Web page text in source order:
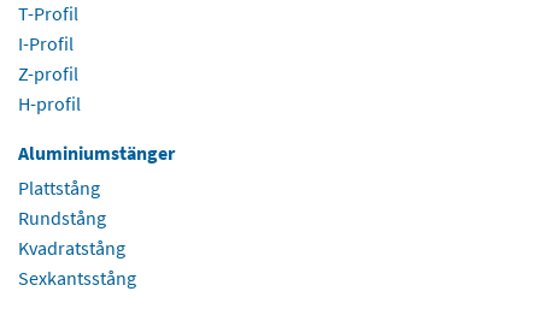
T-Profil
I-Profil
Z-profil
H-profil
Aluminiumstänger
Plattstång
Rundstång
Kvadratstång
Sexkantsstång